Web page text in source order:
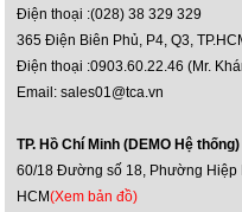
Điện thoại :(028) 38 329 329
365 Điện Biên Phủ, P4, Q3,
Điện thoại :0903.60.22.46 (Mr.
Email: sales01@tca.vn
TP. Hồ Chí Minh (DEMO Hệ thống)
60/18 Đường số 18, Phường
HCM(Xem bản đồ)